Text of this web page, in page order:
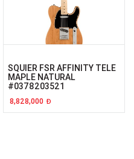
SQUIER FSR AFFINITY TELE
MAPLE NATURAL
#0378203521
8,828,000 Đ